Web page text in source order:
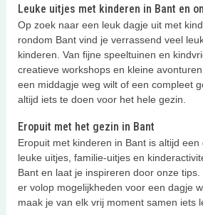
Leuke uitjes met kinderen in Bant en
Op zoek naar een leuk dagje uit met
rondom Bant vind je verrassend veel
kinderen. Van fijne speeltuinen en
creatieve workshops en kleine
een middagje weg wilt of een compleet
altijd iets te doen voor het hele gezin.
Eropuit met het gezin in Bant
Eropuit met kinderen in Bant is altijd
leuke uitjes, familie-uitjes en
Bant en laat je inspireren door onze
er volop mogelijkheden voor een dagje
maak je van elk vrij moment samen iets